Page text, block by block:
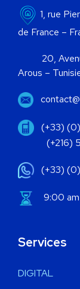
1, rue
de France –
20,
Arous –
(+33)
(+216) 51
(+33)
9:00 am
Services
DIGITAL